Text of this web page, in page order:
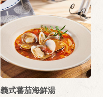
義式蕃茄海鮮湯